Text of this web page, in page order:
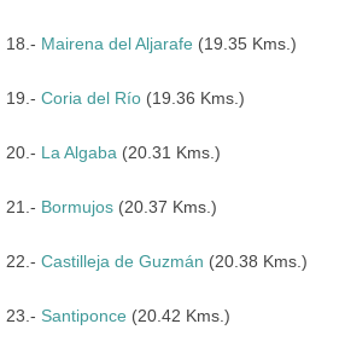
18.- Mairena del Aljarafe (19.35 Kms.)
19.- Coria del Río (19.36 Kms.)
20.- La Algaba (20.31 Kms.)
21.- Bormujos (20.37 Kms.)
22.- Castilleja de Guzmán (20.38 Kms.)
23.- Santiponce (20.42 Kms.)